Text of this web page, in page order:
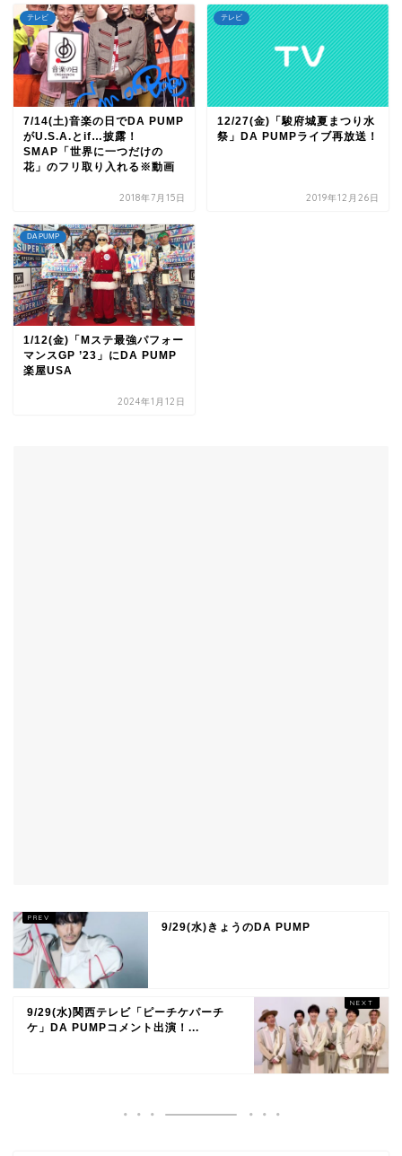
テレビ
7/14(土)音楽の日でDA PUMP
がU.S.A.とif…披露！
SMAP「世界に一つだけの
花」のフリ取り入れる※動画
2018年7月15日
テレビ
12/27(金)「駿府城夏まつり水
祭」DA PUMPライブ再放送！
2019年12月26日
DA PUMP
1/12(金)「Mステ最強パフォー
マンスGP ’23」にDA PUMP
楽屋USA
2024年1月12日
9/29(水)きょうのDA PUMP
9/29(水)関西テレビ「ピーチケパーチ
ケ」DA PUMPコメント出演！...